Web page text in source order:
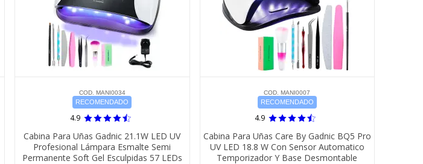
COD. MANI0034
RECOMENDADO
4.9
Cabina Para Uñas Gadnic 21.1W LED UV
Profesional Lámpara Esmalte Semi
Permanente Soft Gel Esculpidas 57 LEDs
COD. MANI0007
RECOMENDADO
4.9
Cabina Para Uñas Care By Gadnic BQ5 Pro
UV LED 18.8 W Con Sensor Automatico
Temporizador Y Base Desmontable